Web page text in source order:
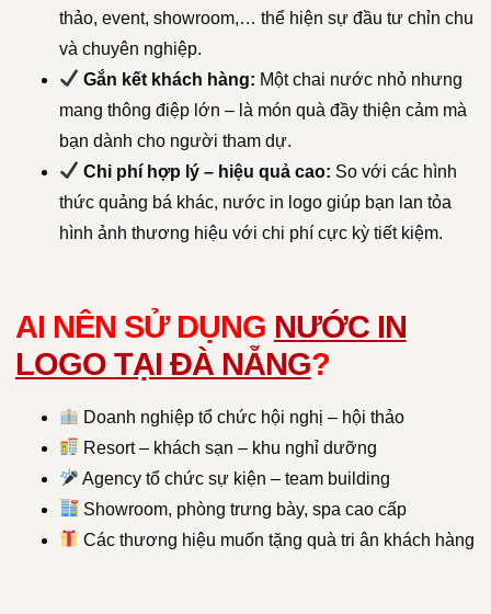
thảo, event, showroom,… thể hiện sự đầu tư chỉn chu
và chuyên nghiệp.
Gắn kết khách hàng: Một chai nước nhỏ nhưng
mang thông điệp lớn – là món quà đầy thiện cảm mà
bạn dành cho người tham dự.
Chi phí hợp lý – hiệu quả cao: So với các hình
thức quảng bá khác, nước in logo giúp bạn lan tỏa
hình ảnh thương hiệu với chi phí cực kỳ tiết kiệm.
AI NÊN SỬ DỤNG NƯỚC IN
LOGO TẠI ĐÀ NẴNG?
Doanh nghiệp tổ chức hội nghị – hội thảo
Resort – khách sạn – khu nghỉ dưỡng
Agency tổ chức sự kiện – team building
Showroom, phòng trưng bày, spa cao cấp
Các thương hiệu muốn tặng quà tri ân khách hàng